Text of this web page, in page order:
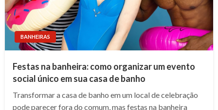
BANHEIRAS
Festas na banheira: como organizar um evento
social único em sua casa de banho
Transformar a casa de banho em um local de celebração
pode parecer fora do comum, mas festas na banheira